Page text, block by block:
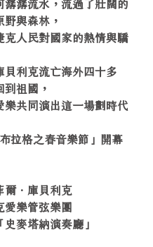
與森林，
克人民對國家的熱情與驕
貝利克流亡海外四十多
祖國，
樂共同演出這一場劃時代
拉格之春音樂節」開幕
爾．庫貝利克
愛樂管弦樂團
麥塔納演奏廳」